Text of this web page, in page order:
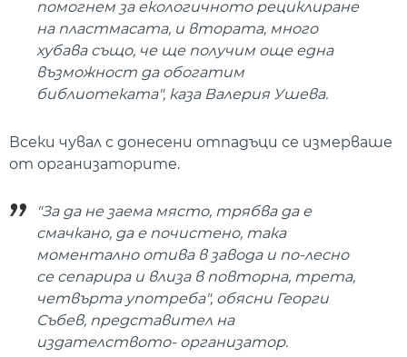
помогнем за екологичното рециклиране
на пластмасата, и втората, много
хубава също, че ще получим още една
възможност да обогатим
библиотеката", каза Валерия Ушева.
Всеки чувал с донесени отпадъци се измерваше
от организаторите.
"За да не заема място, трябва да е
смачкано, да е почистено, така
моментално отива в завода и по-лесно
се сепарира и влиза в повторна, трета,
четвърта употреба", обясни Георги
Събев, представител на
издателството- организатор.